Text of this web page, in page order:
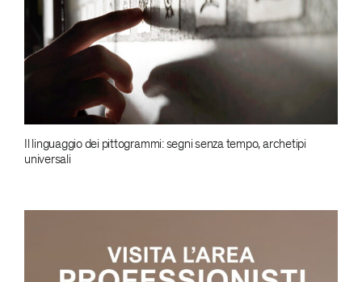
Il linguaggio dei pittogrammi: segni senza tempo, archetipi
universali